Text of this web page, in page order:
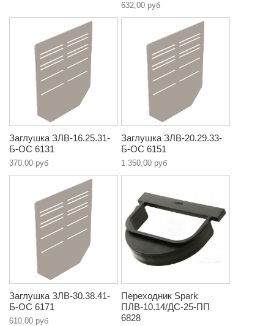
632,00 руб
Заглушка ЗЛВ-16.25.31-
Б-ОС 6131
370,00 руб
Заглушка ЗЛВ-20.29.33-
Б-ОС 6151
1 350,00 руб
Заглушка ЗЛВ-30.38.41-
Б-ОС 6171
610,00 руб
Переходник Spark
ПЛВ-10.14/ДС-25-ПП
6828